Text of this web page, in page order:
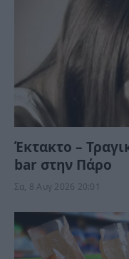
Έκτακτο –
bar στην Πάρο
Σα, 8 Αυγ 2026 20:01